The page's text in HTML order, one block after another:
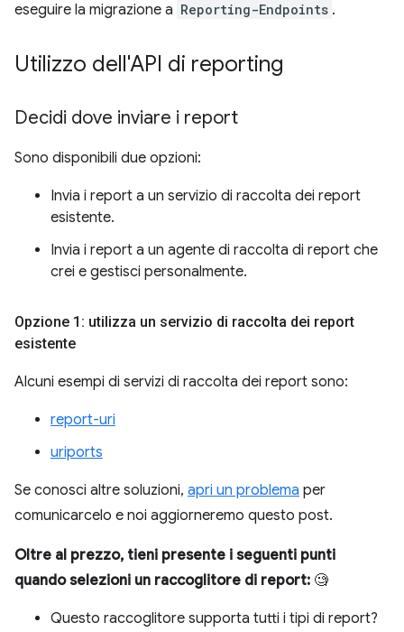
eseguire la migrazione a Reporting-Endpoints .
Utilizzo dell'API di reporting
Decidi dove inviare i report
Sono disponibili due opzioni:
Invia i report a un servizio di raccolta dei report
esistente.
Invia i report a un agente di raccolta di report che
crei e gestisci personalmente.
Opzione 1: utilizza un servizio di raccolta dei report
esistente
Alcuni esempi di servizi di raccolta dei report sono:
report-uri
uriports
Se conosci altre soluzioni, apri un problema per
comunicarcelo e noi aggiorneremo questo post.
Oltre al prezzo, tieni presente i seguenti punti
quando selezioni un raccoglitore di report: 🧐
Questo raccoglitore supporta tutti i tipi di report?